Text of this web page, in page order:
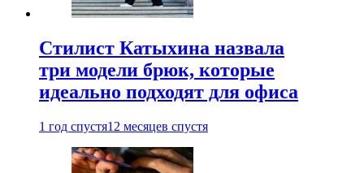
Стилист Катыхина назвала
три модели брюк, которые
идеально подходят для офиса
1 год спустя12 месяцев спустя